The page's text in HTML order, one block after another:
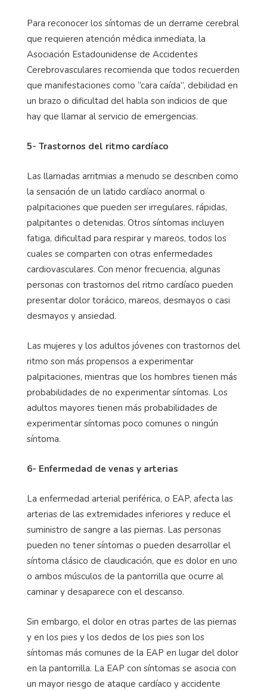
Para reconocer los síntomas de un derrame cerebral
que requieren atención médica inmediata, la
Asociación Estadounidense de Accidentes
Cerebrovasculares recomienda que todos recuerden
que manifestaciones como “cara caída”, debilidad en
un brazo o dificultad del habla son indicios de que
hay que llamar al servicio de emergencias.
5- Trastornos del ritmo cardíaco
Las llamadas arritmias a menudo se describen como
la sensación de un latido cardíaco anormal o
palpitaciones que pueden ser irregulares, rápidas,
palpitantes o detenidas. Otros síntomas incluyen
fatiga, dificultad para respirar y mareos, todos los
cuales se comparten con otras enfermedades
cardiovasculares. Con menor frecuencia, algunas
personas con trastornos del ritmo cardíaco pueden
presentar dolor torácico, mareos, desmayos o casi
desmayos y ansiedad.
Las mujeres y los adultos jóvenes con trastornos del
ritmo son más propensos a experimentar
palpitaciones, mientras que los hombres tienen más
probabilidades de no experimentar síntomas. Los
adultos mayores tienen más probabilidades de
experimentar síntomas poco comunes o ningún
síntoma.
6- Enfermedad de venas y arterias
La enfermedad arterial periférica, o EAP, afecta las
arterias de las extremidades inferiores y reduce el
suministro de sangre a las piernas. Las personas
pueden no tener síntomas o pueden desarrollar el
síntoma clásico de claudicación, que es dolor en uno
o ambos músculos de la pantorrilla que ocurre al
caminar y desaparece con el descanso.
Sin embargo, el dolor en otras partes de las piernas
y en los pies y los dedos de los pies son los
síntomas más comunes de la EAP en lugar del dolor
en la pantorrilla. La EAP con síntomas se asocia con
un mayor riesgo de ataque cardíaco y accidente